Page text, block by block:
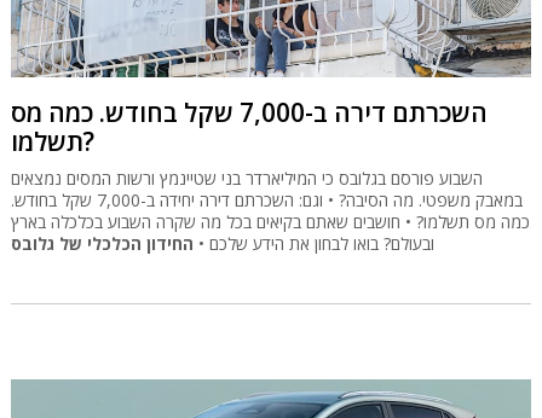
השכרתם דירה ב-7,000 שקל בחודש. כמה מס
תשלמו?
השבוע פורסם בגלובס כי המיליארדר בני שטיינמץ ורשות המסים נמצאים
במאבק משפטי. מה הסיבה? • וגם: השכרתם דירה יחידה ב-7,000 שקל בחודש.
כמה מס תשלמו? • חושבים שאתם בקיאים בכל מה שקרה השבוע בכלכלה בארץ
ובעולם? בואו לבחון את הידע שלכם • החידון הכלכלי של גלובס